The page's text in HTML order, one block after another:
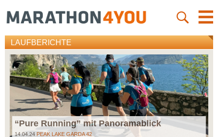
LAUFBERICHTE
“Pure Running” mit Panoramablick
14.04.24 PEAK LAKE GARDA 42